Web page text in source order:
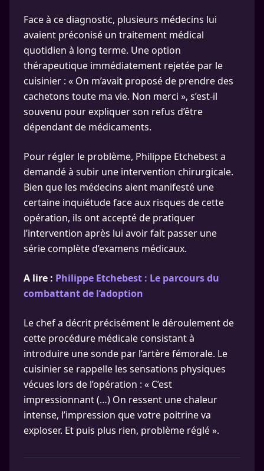
Face à ce diagnostic, plusieurs médecins lui
avaient préconisé un traitement médical
quotidien à long terme. Une option
thérapeutique immédiatement rejetée par le
cuisinier : « On m’avait proposé de prendre des
cachetons toute ma vie. Non merci », s’est-il
souvenu pour expliquer son refus d’être
dépendant de médicaments.
Pour régler le problème, Philippe Etchebest a
demandé à subir une intervention chirurgicale.
Bien que les médecins aient manifesté une
certaine inquiétude face aux risques de cette
opération, ils ont accepté de pratiquer
l’intervention après lui avoir fait passer une
série complète d’examens médicaux.
A lire : Philippe Etchebest : Le parcours du
combattant de l’adoption
Le chef a décrit précisément le déroulement de
cette procédure médicale consistant à
introduire une sonde par l’artère fémorale. Le
cuisinier se rappelle les sensations physiques
vécues lors de l’opération : « C’est
impressionnant (…) On ressent une chaleur
intense, l’impression que votre poitrine va
exploser. Et puis plus rien, problème réglé ».